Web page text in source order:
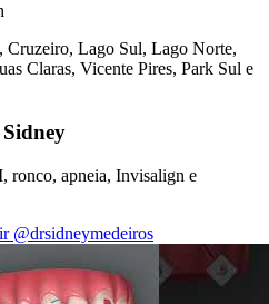
Cruzeiro, Lago Sul, Lago Norte,
Claras, Vicente Pires, Park Sul e
ronco, apneia, Invisalign e
@drsidneymedeiros